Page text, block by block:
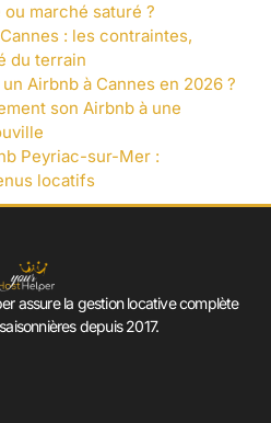
marché saturé ?
: les contraintes,
du terrain
Airbnb à Cannes en 2026 ?
son Airbnb à une
Peyriac-sur-Mer :
locatifs
assure la gestion locative complète
depuis 2017.